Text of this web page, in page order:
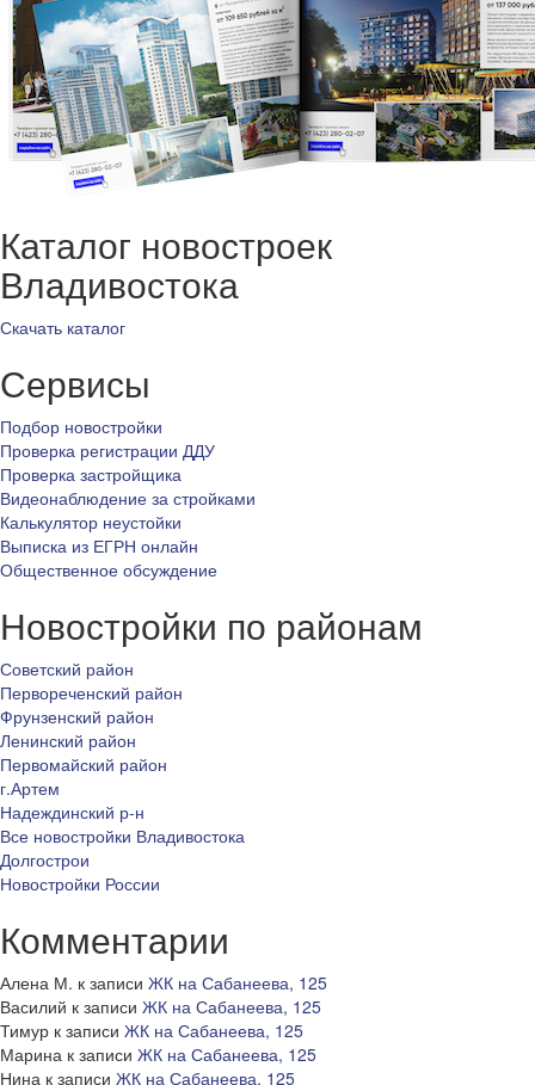
Каталог новостроек
Владивостока
Скачать каталог
Сервисы
Подбор новостройки
Проверка регистрации ДДУ
Проверка застройщика
Видеонаблюдение за стройками
Калькулятор неустойки
Выписка из ЕГРН онлайн
Общественное обсуждение
Новостройки по районам
Советский район
Первореченский район
Фрунзенский район
Ленинский район
Первомайский район
г.Артем
Надеждинский р-н
Все новостройки Владивостока
Долгострои
Новостройки России
Комментарии
Алена М. к записи ЖК на Сабанеева, 125
Василий к записи ЖК на Сабанеева, 125
Тимур к записи ЖК на Сабанеева, 125
Марина к записи ЖК на Сабанеева, 125
Нина к записи ЖК на Сабанеева, 125